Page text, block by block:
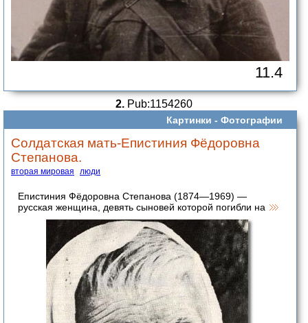
11.4
2. Pub:1154260
Картинки - Фотографии
Солдатская мать-Епистиния Фёдоровна
Степанова.
вторая мировая люди
Епистиния Фёдоровна Степанова (1874—1969) —
русская женщина, девять сыновей которой погибли на